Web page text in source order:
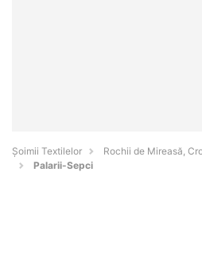
Șoimii Textilelor
Rochii de Mireasă,
Palarii-Sepci